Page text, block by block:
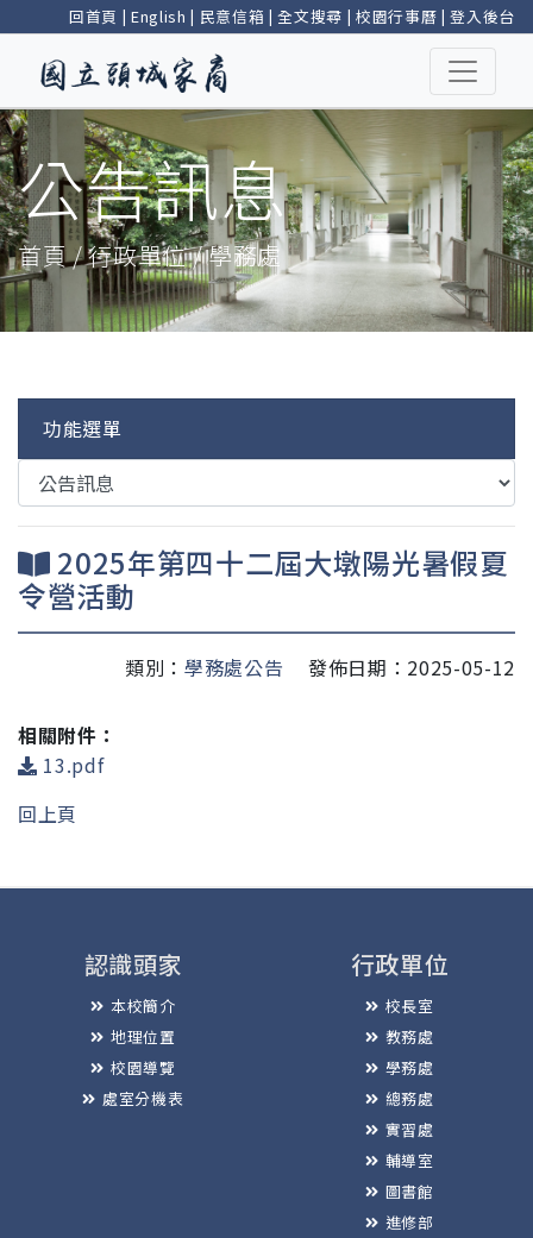
回首頁 | English | 民意信箱 |全文搜尋 | 校園行事曆 |登入後台
公告訊息
首頁 / 行政單位 / 學務處
功能選單
2025年第四十二屆大墩陽光暑假夏
令營活動
類別： 學務處公告 發佈日期：2025-05-12
相關附件：
13.pdf
回上頁
認識頭家
本校簡介
地理位置
校園導覽
處室分機表
行政單位
校長室
教務處
學務處
總務處
實習處
輔導室
圖書館
進修部